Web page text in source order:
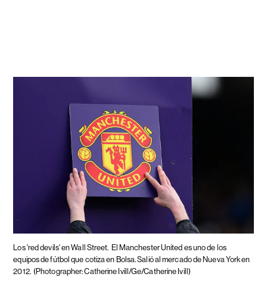
Los 'red devils' en Wall Street. El Manchester United es uno de los
equipos de fútbol que cotiza en Bolsa. Salió al mercado de Nueva York en
2012. (Photographer: Catherine Ivill/Ge/Catherine Ivill)